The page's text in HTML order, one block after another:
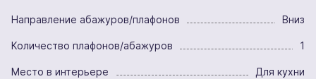
Направление абажуров/плафонов Вниз
Количество плафонов/абажуров 1
Место в интерьере Для кухни